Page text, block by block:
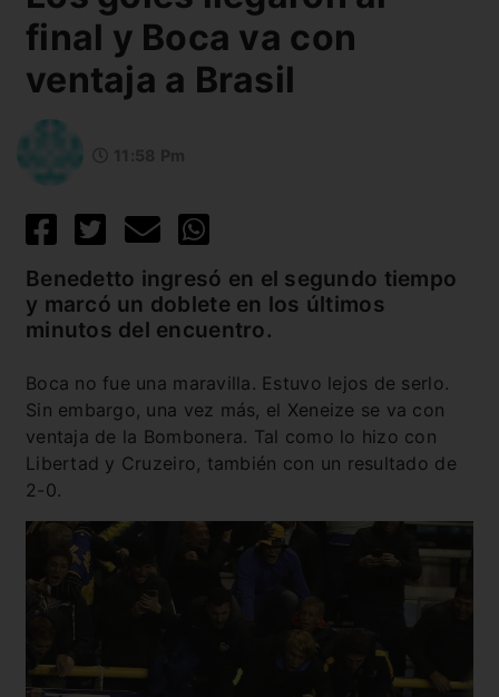
final y Boca va con
ventaja a Brasil
Benedetto ingresó en el segundo tiempo
y marcó un doblete en los últimos
minutos del encuentro.
Boca no fue una maravilla. Estuvo lejos de serlo.
Sin embargo, una vez más, el Xeneize se va con
ventaja de la Bombonera. Tal como lo hizo con
Libertad y Cruzeiro, también con un resultado de
2-0.